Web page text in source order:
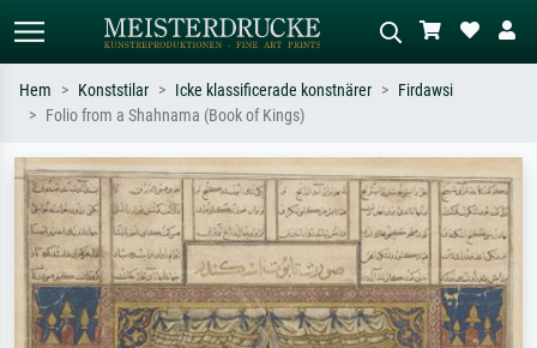
Sök efter konstnär, titel eller stil –
t.ex. Monet, Stjärnenatt,
impressionism, Hokusai-våg, naken.
Beskriv scenen – t.ex. grön äng,
abstrakt med mycket rött, mörk
oljemålning, stående naken bredvid ett
träd.
Hem Konststilar Icke klassificerade konstnärer
Firdawsi
Folio from a Shahnama (Book of Kings)